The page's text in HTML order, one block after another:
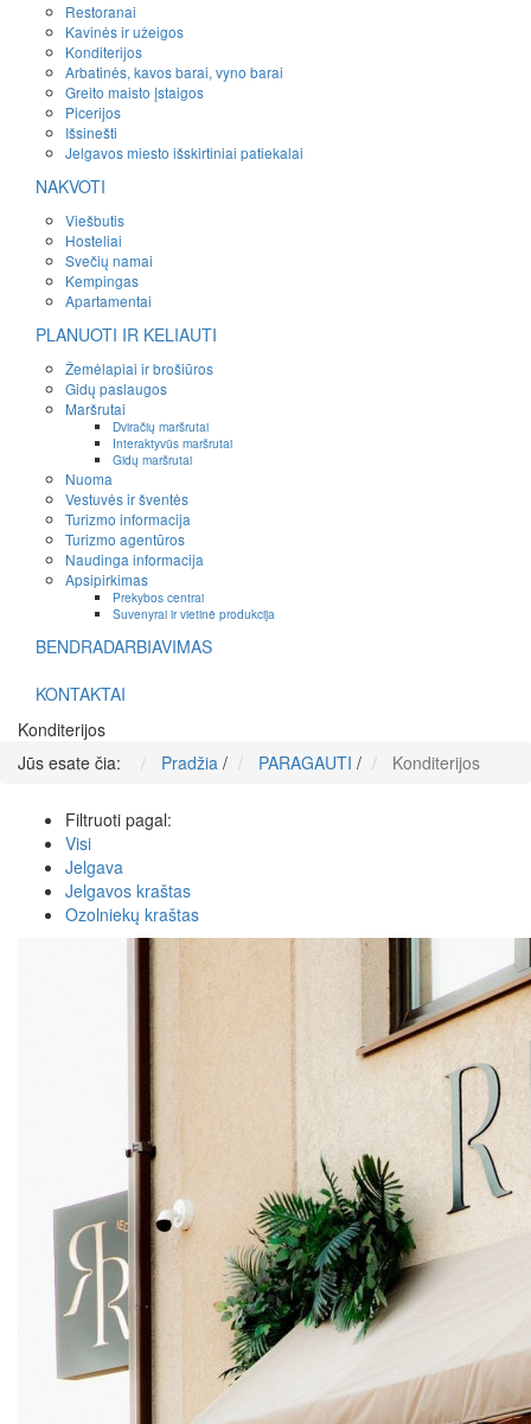
Restoranai
Kavinės ir užeigos
Konditerijos
Arbatinės, kavos barai, vyno barai
Greito maisto įstaigos
Picerijos
Išsinešti
Jelgavos miesto išskirtiniai patiekalai
NAKVOTI
Viešbutis
Hosteliai
Svečių namai
Kempingas
Apartamentai
PLANUOTI IR KELIAUTI
Žemėlapiai ir brošiūros
Gidų paslaugos
Maršrutai
Dviračių maršrutai
Interaktyvūs maršrutai
Gidų maršrutai
Nuoma
Vestuvės ir šventės
Turizmo informacija
Turizmo agentūros
Naudinga informacija
Apsipirkimas
Prekybos centrai
Suvenyrai ir vietinė produkcija
BENDRADARBIAVIMAS
KONTAKTAI
Konditerijos
Jūs esate čia:
Pradžia / PARAGAUTI / Konditerijos
Filtruoti pagal:
Visi
Jelgava
Jelgavos kraštas
Ozolniekų kraštas